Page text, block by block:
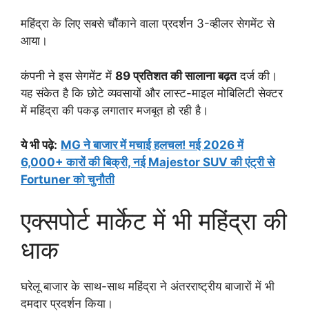
महिंद्रा के लिए सबसे चौंकाने वाला प्रदर्शन 3-व्हीलर सेगमेंट से
आया।
कंपनी ने इस सेगमेंट में 89 प्रतिशत की सालाना बढ़तदर्ज की।
यह संकेत है कि छोटे व्यवसायों और लास्ट-माइल मोबिलिटी सेक्टर
में महिंद्रा की पकड़ लगातार मजबूत हो रही है।
ये भी पढ़े: MG ने बाजार में मचाई हलचल! मई 2026 में
6,000+ कारों की बिक्री, नई Majestor SUV की एंट्री से
Fortuner को चुनौती
एक्सपोर्ट मार्केट में भी महिंद्रा की
धाक
घरेलू बाजार के साथ-साथ महिंद्रा ने अंतरराष्ट्रीय बाजारों में भी
दमदार प्रदर्शन किया।